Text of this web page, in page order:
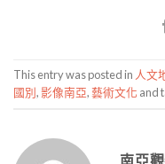
This entry was posted in 人文
國別,影像南亞,藝術文化 and
南亞